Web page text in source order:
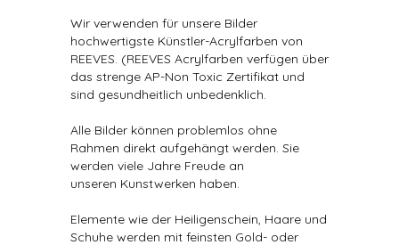
Wir verwenden für unsere Bilder
hochwertigste Künstler-Acrylfarben von
REEVES. (REEVES Acrylfarben verfügen über
das strenge AP-Non Toxic Zertifikat und
sind gesundheitlich unbedenklich.
Alle Bilder können problemlos ohne
Rahmen direkt aufgehängt werden. Sie
werden viele Jahre Freude an
unseren Kunstwerken haben.
Elemente wie der Heiligenschein, Haare und
Schuhe werden mit feinsten Gold- oder